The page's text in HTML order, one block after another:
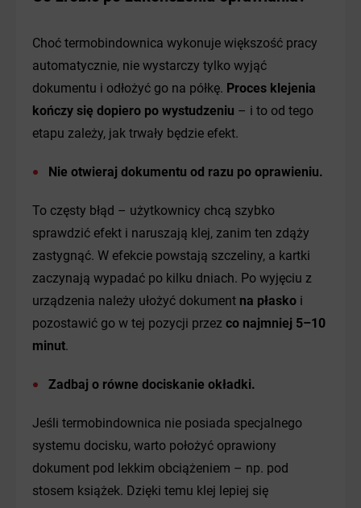
Choć termobindownica wykonuje większość pracy
automatycznie, nie wystarczy tylko wyjąć
dokumentu i odłożyć go na półkę. Proces klejenia
kończy się dopiero po wystudzeniu – i to od tego
etapu zależy, jak trwały będzie efekt.
Nie otwieraj dokumentu od razu po oprawieniu.
To częsty błąd – użytkownicy chcą szybko
sprawdzić efekt i naruszają klej, zanim ten zdąży
zastygnąć. W efekcie powstają szczeliny, a kartki
zaczynają wypadać po kilku dniach. Po wyjęciu z
urządzenia należy ułożyć dokument na płasko i
pozostawić go w tej pozycji przez co najmniej 5–10
minut.
Zadbaj o równe dociskanie okładki.
Jeśli termobindownica nie posiada specjalnego
systemu docisku, warto położyć oprawiony
dokument pod lekkim obciążeniem – np. pod
stosem książek. Dzięki temu klej lepiej się